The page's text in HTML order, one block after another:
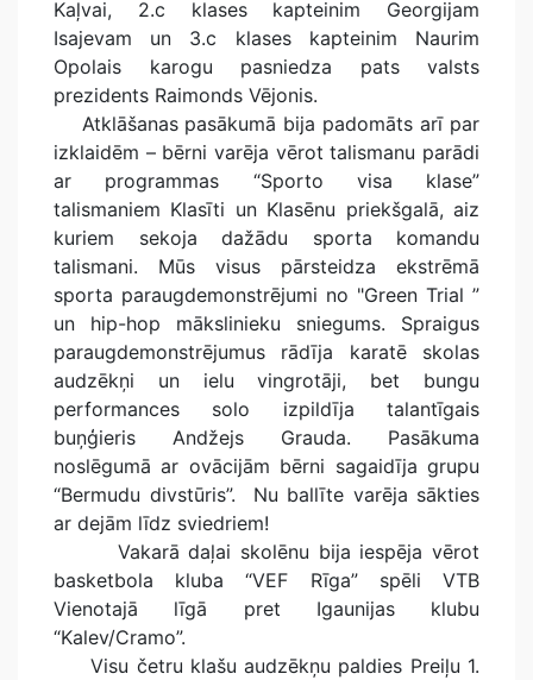
Kaļvai, 2.c klases kapteinim Georgijam
Isajevam un 3.c klases kapteinim Naurim
Opolais karogu pasniedza pats valsts
prezidents Raimonds Vējonis.
Atklāšanas pasākumā bija padomāts arī par
izklaidēm – bērni varēja vērot talismanu parādi
ar programmas “Sporto visa klase”
talismaniem Klasīti un Klasēnu priekšgalā, aiz
kuriem sekoja dažādu sporta komandu
talismani. Mūs visus pārsteidza ekstrēmā
sporta paraugdemonstrējumi no "Green Trial ”
un hip-hop mākslinieku sniegums. Spraigus
paraugdemonstrējumus rādīja karatē skolas
audzēkņi un ielu vingrotāji, bet bungu
performances solo izpildīja talantīgais
buņģieris Andžejs Grauda. Pasākuma
noslēgumā ar ovācijām bērni sagaidīja grupu
“Bermudu divstūris”. Nu ballīte varēja sākties
ar dejām līdz sviedriem!
Vakarā daļai skolēnu bija iespēja vērot
basketbola kluba “VEF Rīga” spēli VTB
Vienotajā līgā pret Igaunijas klubu
“Kalev/Cramo”.
Visu četru klašu audzēkņu paldies Preiļu 1.